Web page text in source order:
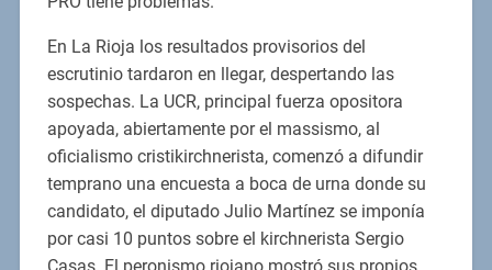
En La Rioja los resultados provisorios del
escrutinio tardaron en llegar, despertando las
sospechas. La UCR, principal fuerza opositora
apoyada, abiertamente por el massismo, al
oficialismo cristikirchnerista, comenzó a difundir
temprano una encuesta a boca de urna donde su
candidato, el diputado Julio Martínez se imponía
por casi 10 puntos sobre el kirchnerista Sergio
Casas. El peronismo riojano mostró sus propios